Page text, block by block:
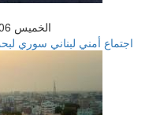
الخميس 06 أغسطس 2026 05:14 صباحاً
اجتماع أمني لبناني سوري